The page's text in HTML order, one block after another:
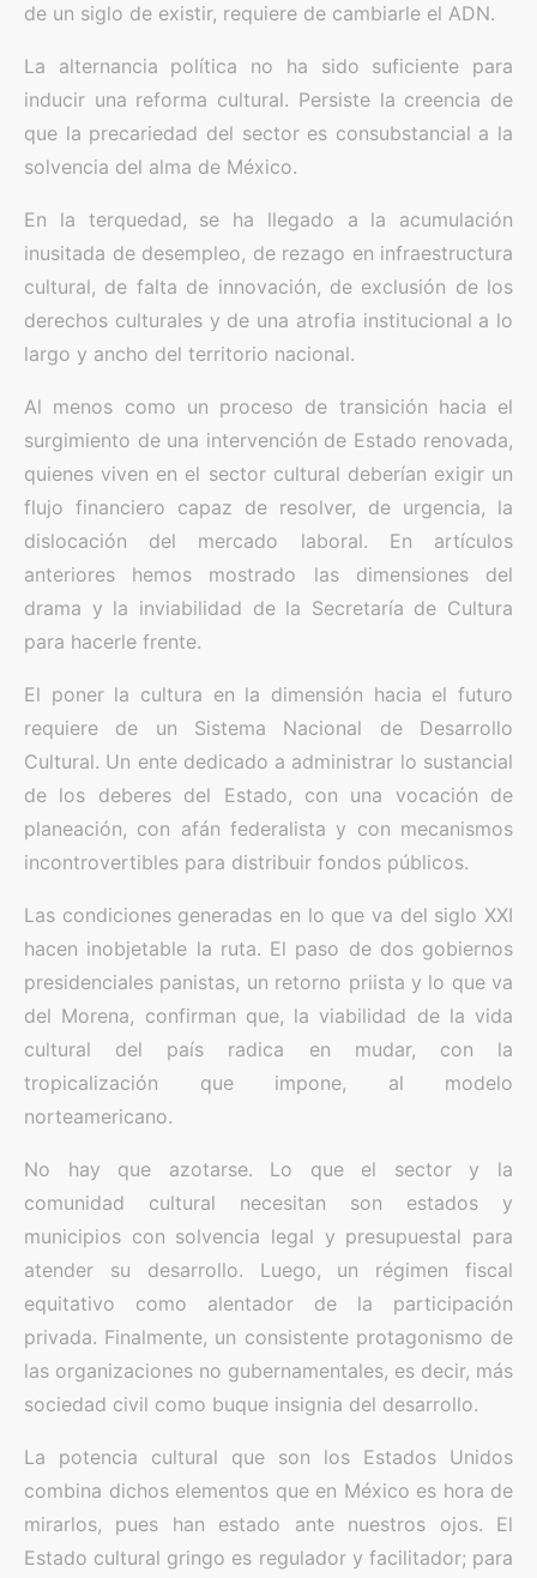
de un siglo de existir, requiere de cambiarle el ADN.
La alternancia política no ha sido suficiente para
inducir una reforma cultural. Persiste la creencia de
que la precariedad del sector es consubstancial a la
solvencia del alma de México.
En la terquedad, se ha llegado a la acumulación
inusitada de desempleo, de rezago en infraestructura
cultural, de falta de innovación, de exclusión de los
derechos culturales y de una atrofia institucional a lo
largo y ancho del territorio nacional.
Al menos como un proceso de transición hacia el
surgimiento de una intervención de Estado renovada,
quienes viven en el sector cultural deberían exigir un
flujo financiero capaz de resolver, de urgencia, la
dislocación del mercado laboral. En artículos
anteriores hemos mostrado las dimensiones del
drama y la inviabilidad de la Secretaría de Cultura
para hacerle frente.
El poner la cultura en la dimensión hacia el futuro
requiere de un Sistema Nacional de Desarrollo
Cultural. Un ente dedicado a administrar lo sustancial
de los deberes del Estado, con una vocación de
planeación, con afán federalista y con mecanismos
incontrovertibles para distribuir fondos públicos.
Las condiciones generadas en lo que va del siglo XXI
hacen inobjetable la ruta. El paso de dos gobiernos
presidenciales panistas, un retorno priista y lo que va
del Morena, confirman que, la viabilidad de la vida
cultural del país radica en mudar, con la
tropicalización que impone, al modelo
norteamericano.
No hay que azotarse. Lo que el sector y la
comunidad cultural necesitan son estados y
municipios con solvencia legal y presupuestal para
atender su desarrollo. Luego, un régimen fiscal
equitativo como alentador de la participación
privada. Finalmente, un consistente protagonismo de
las organizaciones no gubernamentales, es decir, más
sociedad civil como buque insignia del desarrollo.
La potencia cultural que son los Estados Unidos
combina dichos elementos que en México es hora de
mirarlos, pues han estado ante nuestros ojos. El
Estado cultural gringo es regulador y facilitador; para